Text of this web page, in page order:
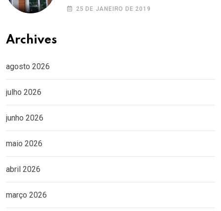
25 DE JANEIRO DE 2019
Archives
agosto 2026
julho 2026
junho 2026
maio 2026
abril 2026
março 2026